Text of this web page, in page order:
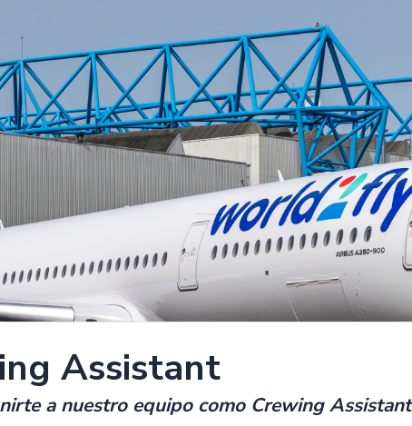
Assistant
a nuestro equipo como Crewing